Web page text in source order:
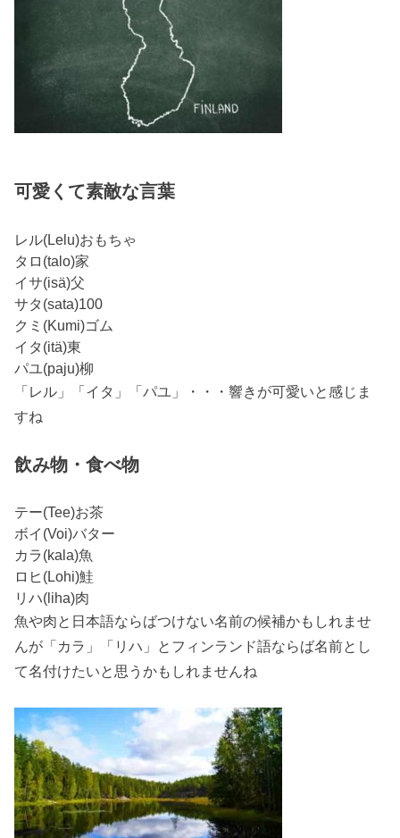
可愛くて素敵な言葉
レル(Lelu)おもちゃ
タロ(talo)家
イサ(isä)父
サタ(sata)100
クミ(Kumi)ゴム
イタ(itä)東
パユ(paju)柳
「レル」「イタ」「パユ」・・・響きが可愛いと感じま
すね
飲み物・食べ物
テー(Tee)お茶
ボイ(Voi)バター
カラ(kala)魚
ロヒ(Lohi)鮭
リハ(liha)肉
魚や肉と日本語ならばつけない名前の候補かもしれませ
んが「カラ」「リハ」とフィンランド語ならば名前とし
て名付けたいと思うかもしれませんね